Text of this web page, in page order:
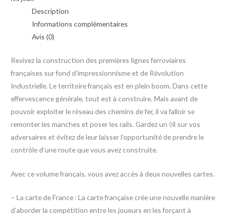
Description
Informations complémentaires
Avis (0)
Revivez la construction des premières lignes ferroviaires
françaises sur fond d’impressionnisme et de Révolution
Industrielle. Le territoire français est en plein boom. Dans cette
effervescence générale, tout est à construire. Mais avant de
pouvoir exploiter le réseau des chemins de fer, il va falloir se
remonter les manches et poser les rails. Gardez un ◊il sur vos
adversaires et évitez de leur laisser l’opportunité de prendre le
contrôle d’une route que vous avez construite.
Avec ce volume français, vous avez accès à deux nouvelles cartes.
– La carte de France : La carte française crée une nouvelle manière
d’aborder la compétition entre les joueurs en les forçant à